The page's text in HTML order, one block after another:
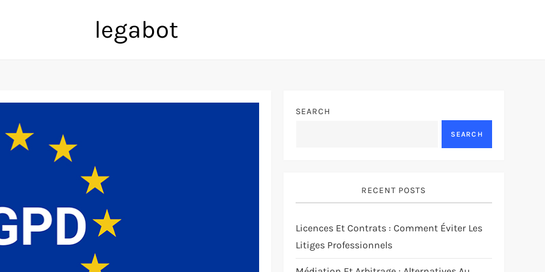
legabot
SEARCH
SEARCH
RECENT POSTS
Licences Et Contrats : Comment Éviter Les
Litiges Professionnels